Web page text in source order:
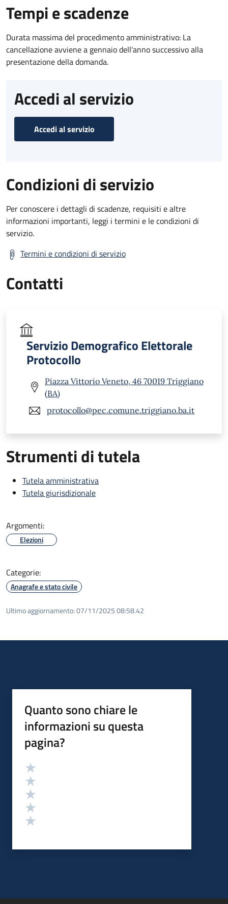
Tempi e scadenze
Durata massima del procedimento amministrativo: La
cancellazione avviene a gennaio dell'anno successivo alla
presentazione della domanda.
Accedi al servizio
Accedi al servizio
Condizioni di servizio
Per conoscere i dettagli di scadenze, requisiti e altre
informazioni importanti, leggi i termini e le condizioni di
servizio.
Termini e condizioni di servizio
Contatti
Servizio Demografico Elettorale
Protocollo
Piazza Vittorio Veneto, 46 70019 Triggiano
(BA)
protocollo@pec.comune.triggiano.ba.it
Strumenti di tutela
Tutela amministrativa
Tutela giurisdizionale
Argomenti:
Elezioni
Categorie:
Anagrafe e stato civile
Ultimo aggiornamento:07/11/2025 08:58.42
Quanto sono chiare le
informazioni su questa
pagina?
Valutazione